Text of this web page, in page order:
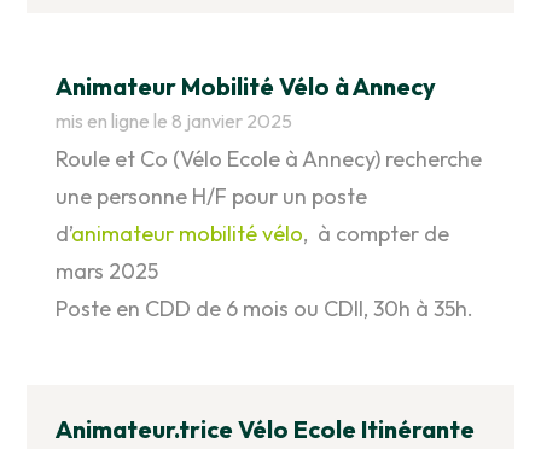
Animateur Mobilité Vélo à Annecy
mis en ligne le 8 janvier 2025
Roule et Co (Vélo Ecole à Annecy) recherche
une personne H/F pour un poste
d’animateur mobilité vélo, à compter de
mars 2025
Poste en CDD de 6 mois ou CDII, 30h à 35h.
Animateur.trice Vélo Ecole Itinérante